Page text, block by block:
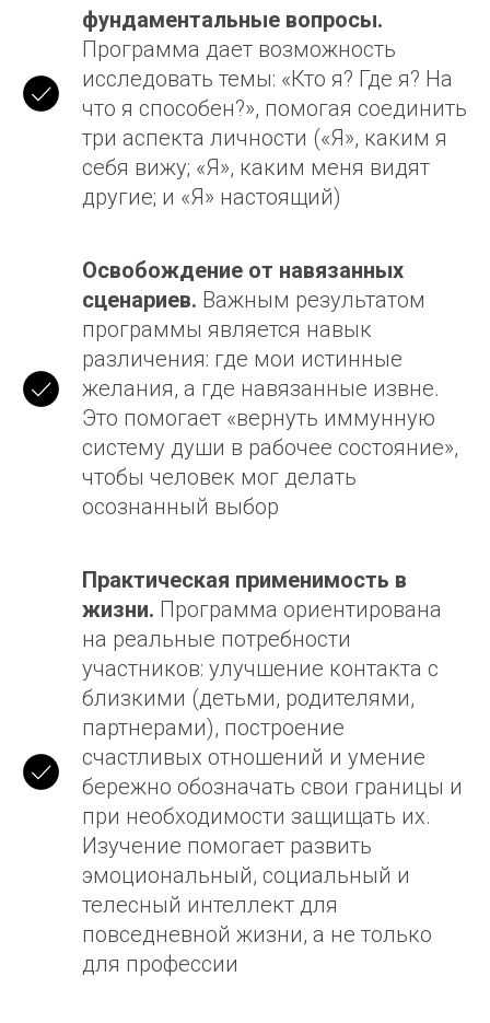
фундаментальные вопросы.
Программа дает возможность
исследовать темы: «Кто я? Где я? На
что я способен?», помогая соединить
три аспекта личности («Я», каким я
себя вижу; «Я», каким меня видят
другие; и «Я» настоящий)
Освобождение от навязанных
сценариев. Важным результатом
программы является навык
различения: где мои истинные
желания, а где навязанные извне.
Это помогает «вернуть иммунную
систему души в рабочее состояние»,
чтобы человек мог делать
осознанный выбор
Практическая применимость в
жизни. Программа ориентирована
на реальные потребности
участников: улучшение контакта с
близкими (детьми, родителями,
партнерами), построение
счастливых отношений и умение
бережно обозначать свои границы и
при необходимости защищать их.
Изучение помогает развить
эмоциональный, социальный и
телесный интеллект для
повседневной жизни, а не только
для профессии